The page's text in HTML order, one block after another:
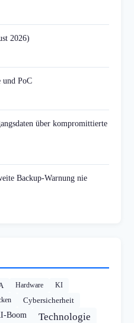
2026)
und PoC
über kompromittierte
Backup-Warnung nie
Hardware
KI
Cybersicherheit
Boom Technologie